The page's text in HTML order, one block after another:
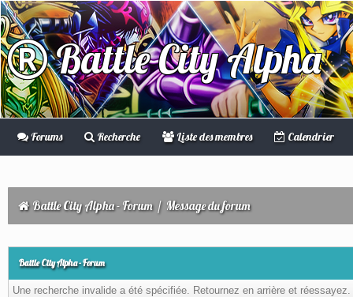
Battle City Alpha
Forums Recherche Liste des membres Calendrier
Battle City Alpha - Forum / Message du forum
Battle City Alpha - Forum
Une recherche invalide a été spécifiée. Retournez en arrière et réessayez.